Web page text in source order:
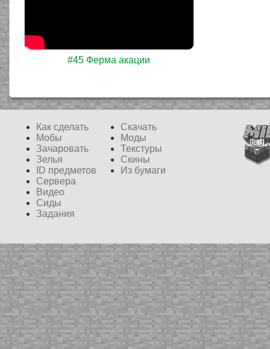
#45 Ферма акации
Как сделать
Мобы
Зачаровать
Зелья
ID предметов
Сервера
Видео
Сиды
Задания
Скачать
Моды
Текстуры
Скины
Из бумаги